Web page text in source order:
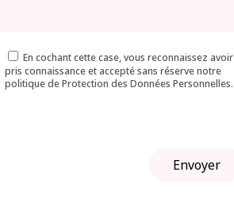
En cochant cette case, vous reconnaissez avoir
pris connaissance et accepté sans réserve notre
politique de Protection des Données Personnelles.